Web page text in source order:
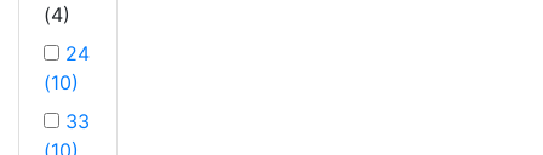
(4)
24
(10)
33